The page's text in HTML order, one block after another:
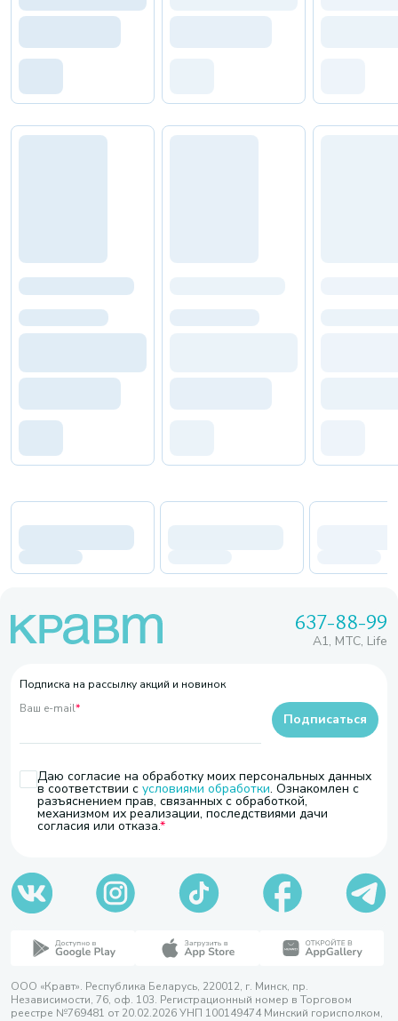
637-88-99
A1, МТС, Life
Подписка на рассылку акций и новинок
Ваш e-mail*
Даю согласие на обработку моих персональных данных
в соответствии с условиями обработки. Ознакомлен с
разъяснением прав, связанных с обработкой,
механизмом их реализации, последствиями дачи
согласия или отказа.
Подписаться
ООО «Кравт». Республика Беларусь, 220012, г. Минск, пр.
Независимости, 76, оф. 103. Регистрационный номер в Торговом
реестре №769481 от 20.02.2026 УНП 100149474 Минский горисполком,